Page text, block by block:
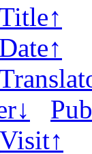
Date↑
Visit↑